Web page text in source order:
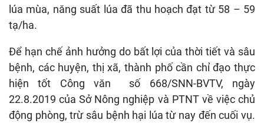
lúa mùa, năng suất lúa đã thu hoạch đạt từ 58 – 59
tạ/ha.
Để hạn chế ảnh hưởng do bất lợi của thời tiết và sâu
bệnh, các huyện, thị xã, thành phố cần chỉ đạo thực
hiện tốt Công văn số 668/SNN-BVTV, ngày
22.8.2019 của Sở Nông nghiệp và PTNT về việc chủ
động phòng, trừ sâu bệnh hại lúa từ nay đến cuối vụ.